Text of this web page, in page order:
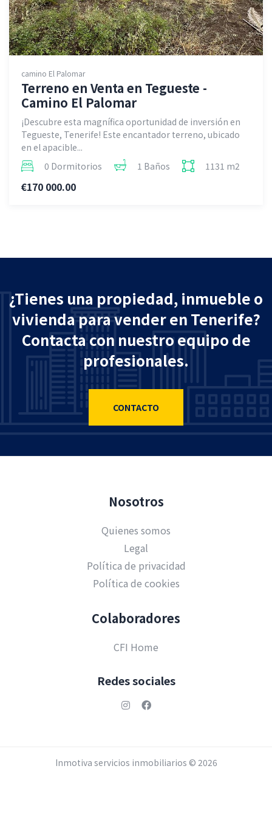
camino El Palomar
Terreno en Venta en Tegueste -
Camino El Palomar
¡Descubre esta magnífica oportunidad de inversión en
Tegueste, Tenerife! Este encantador terreno, ubicado
en el apacible...
0 Dormitorios
1 Baños 1131 m2
€170 000.00
¿Tienes una propiedad, inmueble o
vivienda para vender en Tenerife?
Contacta con nuestro equipo de
profesionales.
CONTACTO
Nosotros
Quienes somos
Legal
Política de privacidad
Política de cookies
Colaboradores
CFI Home
Redes sociales
Inmotiva servicios inmobiliarios © 2026